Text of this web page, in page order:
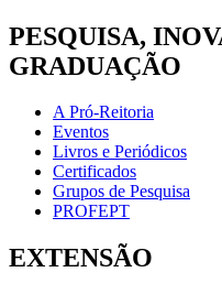
PESQUISA,
GRADUAÇÃO
A Pró-Reitoria
Eventos
Livros e Periódicos
Certificados
Grupos de Pesquisa
PROFEPT
EXTENSÃO